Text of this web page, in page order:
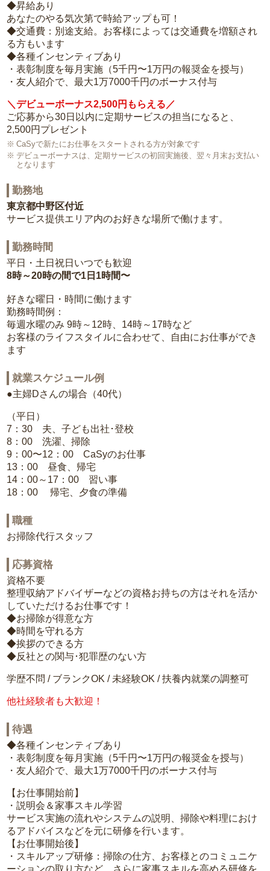
◆昇給あり
あなたのやる気次第で時給アップも可！
◆交通費：別途支給。お客様によっては交通費を増額され
る方もいます
◆各種インセンティブあり
・表彰制度を毎月実施（5千円〜1万円の報奨金を授与）
・友人紹介で、最大1万7000千円のボーナス付与
＼デビューボーナス2,500円もらえる／
ご応募から30日以内に定期サービスの担当になると、
2,500円プレゼント
CaSyで新たにお仕事をスタートされる方が対象です
デビューボーナスは、定期サービスの初回実施後、翌々月末お支払い
となります
勤務地
東京都中野区付近
サービス提供エリア内のお好きな場所で働けます。
勤務時間
平日・土日祝日いつでも歓迎
8時～20時の間で1日1時間〜
好きな曜日・時間に働けます
勤務時間例：
毎週水曜のみ 9時～12時、14時～17時など
お客様のライフスタイルに合わせて、自由にお仕事ができ
ます
就業スケジュール例
●主婦Dさんの場合（40代）
（平日）
7：30 夫、子ども出社･登校
8：00 洗濯、掃除
9：00〜12：00 CaSyのお仕事
13：00 昼食、帰宅
14：00～17：00 習い事
18：00 帰宅、夕食の準備
職種
お掃除代行スタッフ
応募資格
資格不要
整理収納アドバイザーなどの資格お持ちの方はそれを活か
していただけるお仕事です！
◆お掃除が得意な方
◆時間を守れる方
◆挨拶のできる方
◆反社との関与･犯罪歴のない方
学歴不問 / ブランクOK / 未経験OK / 扶養内就業の調整可
他社経験者も大歓迎！
待遇
◆各種インセンティブあり
・表彰制度を毎月実施（5千円〜1万円の報奨金を授与）
・友人紹介で、最大1万7000千円のボーナス付与
【お仕事開始前】
・説明会＆家事スキル学習
サービス実施の流れやシステムの説明、掃除や料理におけ
るアドバイスなどを元に研修を行います。
【お仕事開始後】
・スキルアップ研修：掃除の仕方、お客様とのコミュニケ